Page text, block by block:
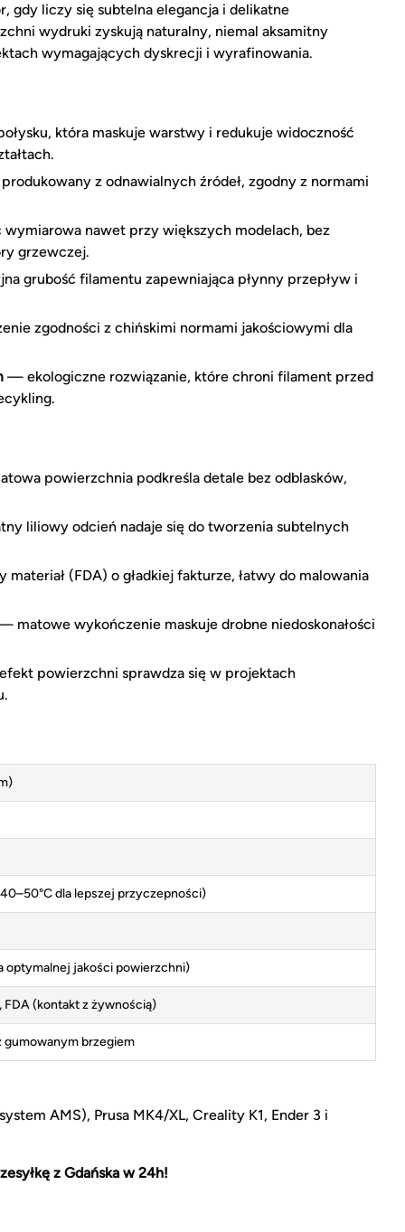
gdy liczy się subtelna elegancja i delikatne
wydruki zyskują naturalny, niemal aksamitny
wymagających dyskrecji i wyrafinowania.
która maskuje warstwy i redukuje widoczność
z odnawialnych źródeł, zgodny z normami
nawet przy większych modelach, bez
grzewczej.
grubość filamentu zapewniająca płynny przepływ i
zgodności z chińskimi normami jakościowymi dla
— ekologiczne rozwiązanie, które chroni filament przed
powierzchnia podkreśla detale bez odblasków,
liliowy odcień nadaje się do tworzenia subtelnych
(FDA) o gładkiej fakturze, łatwy do malowania
matowe wykończenie maskuje drobne niedoskonałości
powierzchni sprawdza się w projektach
dla lepszej przyczepności)
optymalnej jakości powierzchni)
(kontakt z żywnością)
gumowanym brzegiem
AMS), Prusa MK4/XL, Creality K1, Ender 3 i
z Gdańska w 24h!